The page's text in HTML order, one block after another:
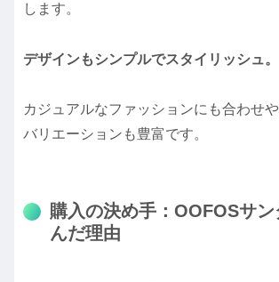
します。
デザインもシンプルでスタイリッシュ。
カジュアルなファッションにも合わせ
バリエーションも豊富です。
購入の決め手：OOFOSサン
んだ理由